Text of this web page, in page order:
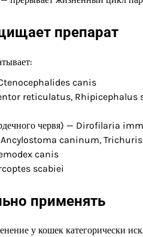
препарат
canis
reticulatus, Rhipicephalus
червя) — Dirofilaria
Ancylostoma caninum,
canis
scabiei
применять
у кошек категорически